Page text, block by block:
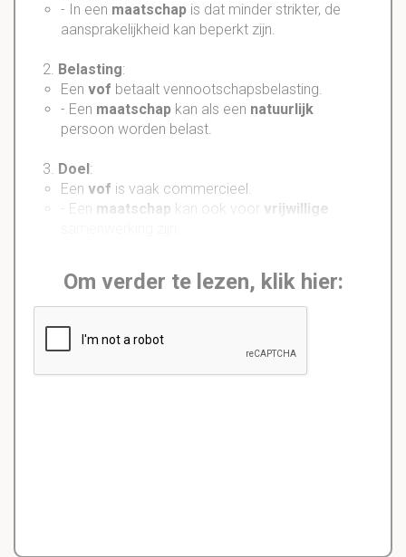
- In een maatschap is dat minder strikter, de
aansprakelijkheid kan beperkt zijn.
2. Belasting:
Een vof betaalt vennootschapsbelasting.
- Een maatschap kan als een natuurlijk
persoon worden belast.
3. Doel :
Een vof is vaak commercieel.
- Een maatschap kan ook voor vrijwillige
Om verder te lezen, klik hier: